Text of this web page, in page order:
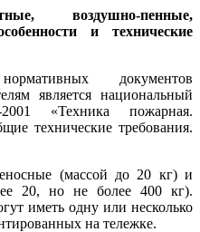
воздушно-пенные,
и технические
документов
является национальный
«Техника пожарная.
технические требования.
(массой до 20 кг) и
20, но не более 400 кг).
иметь одну или несколько
на тележке.